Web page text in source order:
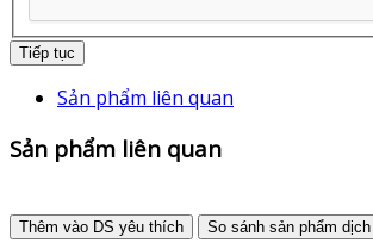
Tiếp tục
Sản phẩm liên quan
Sản phẩm liên quan
Thêm vào DS yêu thích So sánh sản phẩm